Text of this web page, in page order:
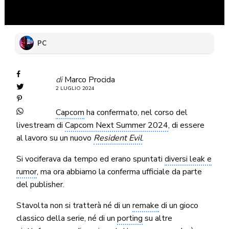
PC
di Marco Procida
2 LUGLIO 2024
Capcom ha confermato, nel corso del
livestream di Capcom Next Summer 2024, di essere
al lavoro su un nuovo Resident Evil.
Si vociferava da tempo ed erano spuntatidiversi leak e
rumor, ma ora abbiamo la conferma ufficiale da parte
del publisher.
Stavolta non si tratterà né di unremake di un gioco
classico della serie, né di unporting su altre